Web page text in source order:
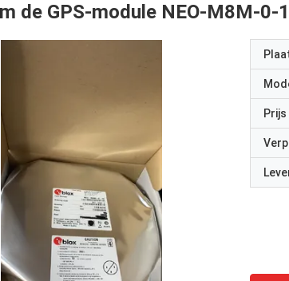
de GPS-module NEO-M8M-0-
Prijs